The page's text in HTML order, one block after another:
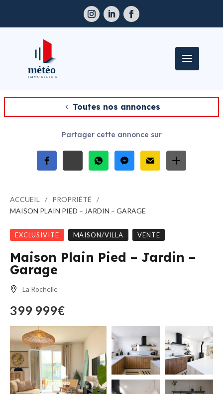
Toutes nos annonces
Partager cette annonce sur
ACCUEIL
PROPRIÉTÉ
MAISON PLAIN PIED – JARDIN – GARAGE
EXCLUSIVITE MAISON/VILLA VENTE
Maison Plain Pied – Jardin –
Garage
La Rochelle
399 999€